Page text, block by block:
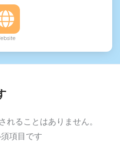
れることはありません。
項目です